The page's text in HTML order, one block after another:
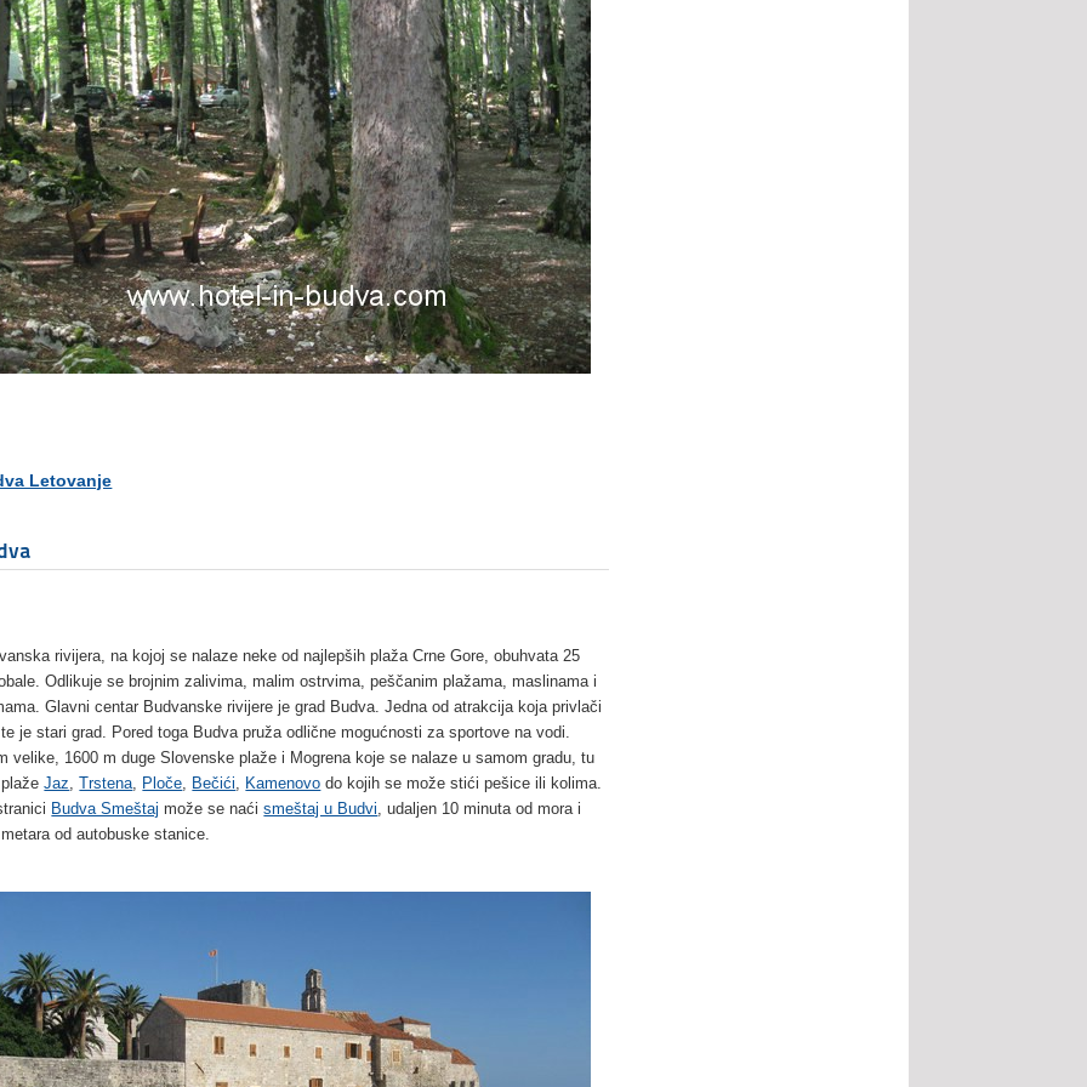
Letovanje
rivijera, na kojoj se nalaze neke od najlepših plaža Crne Gore, obuhvata 25
Odlikuje se brojnim zalivima, malim ostrvima, peščanim plažama, maslinama i
Glavni centar Budvanske rivijere je grad Budva. Jedna od atrakcija koja privlači
je stari grad. Pored toga Budva pruža odlične mogućnosti za sportove na vodi.
velike, 1600 m duge Slovenske plaže i Mogrena koje se nalaze u samom gradu, tu
Jaz,Trstena, Ploče, Bečići, Kamenovo do kojih se može stići pešice ili kolima.
Budva Smeštaj može se naćismeštaj u Budvi, udaljen 10 minuta od mora i
od autobuske stanice.